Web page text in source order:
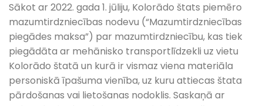
Sākot ar 2022. gada 1. jūliju, Kolorādo štats piemēro
mazumtirdzniecības nodevu (“Mazumtirdzniecības
piegādes maksa”) par mazumtirdzniecību, kas tiek
piegādāta ar mehānisko transportlīdzekli uz vietu
Kolorādo štatā un kurā ir vismaz viena materiāla
personiskā īpašuma vienība, uz kuru attiecas štata
pārdošanas vai lietošanas nodoklis. Saskaņā ar